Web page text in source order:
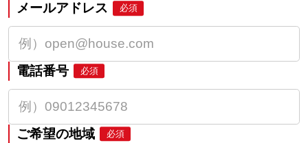
メールアドレス 必須
電話番号 必須
ご希望の地域 必須